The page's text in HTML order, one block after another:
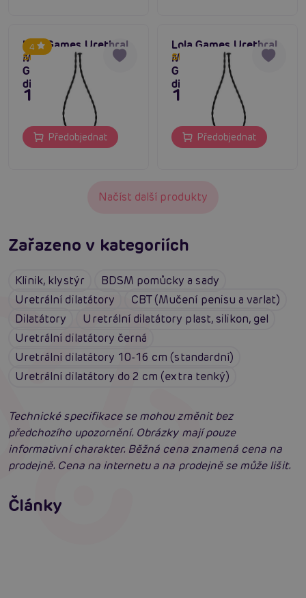
4
Lola Games Urethral
Massager Vanilla
Glide (Extra Small),
dilatátor penisu
Skladem do týdne
149 Kč
Předobjednat
Lola Games Urethral
Massager Vanilla
Glide (Small),
dilatátor penisu
Skladem do týdne
149 Kč
Předobjednat
Načíst další produkty
Zařazeno v kategoriích
Klinik, klystýr
BDSM pomůcky a sady
Uretrální dilatátory
CBT (Mučení penisu a varlat)
Dilatátory
Uretrální dilatátory plast, silikon, gel
Uretrální dilatátory černá
Uretrální dilatátory 10-16 cm (standardní)
Uretrální dilatátory do 2 cm (extra tenký)
Technické specifikace se mohou změnit bez
předchozího upozornění. Obrázky mají pouze
informativní charakter. Běžná cena znamená cena na
prodejně. Cena na internetu a na prodejně se může lišit.
Články
Erotická inteligence: Příručka Sexiomů
Číst více
Swingers party poprvé: Erotický ráj plný
extáze? Průvodce, který ti otevře dveře!